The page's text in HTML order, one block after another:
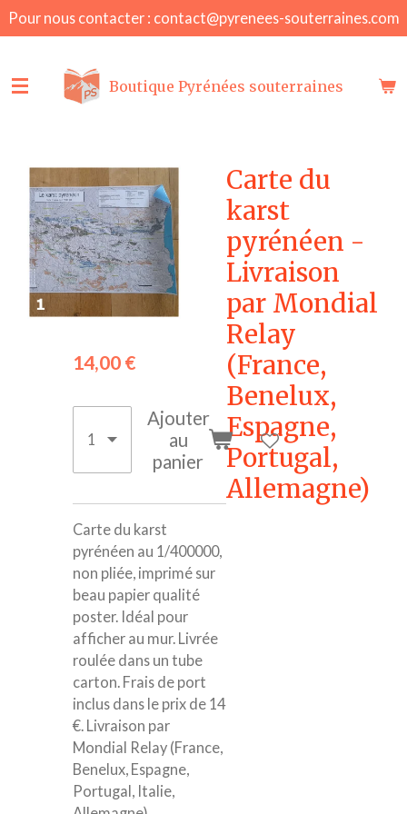
Passer
au
principal
Pour nous contacter : contact@pyrenees-souterraines.com
Boutique Pyrénées souterraines
Carte du
karst
pyrénéen -
Livraison
par Mondial
Relay
(France,
Benelux,
Espagne,
Portugal,
Allemagne)
14,00 €
Ajouter
au
panier
Carte du karst
pyrénéen au 1/400000,
non pliée, imprimé sur
beau papier qualité
poster. Idéal pour
afficher au mur. Livrée
roulée dans un tube
carton. Frais de port
inclus dans le prix de 14
€. Livraison par
Mondial Relay (France,
Benelux, Espagne,
Portugal, Italie,